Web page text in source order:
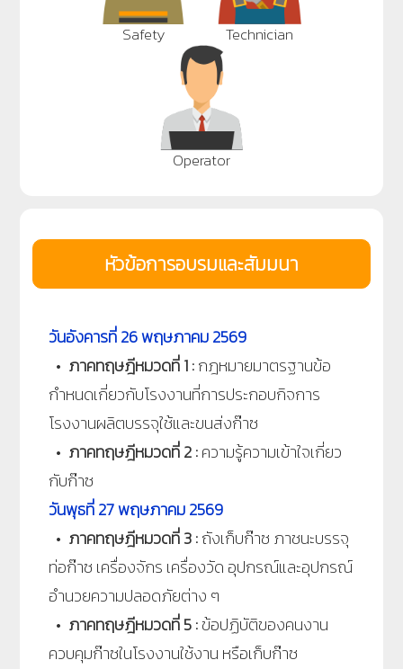
Safety Technician
Operator
หัวข้อการอบรมและสัมมนา
วันอังคารที่ 26 พฤษภาคม 2569
• ภาคทฤษฎีหมวดที่ 1 :กฎหมายมาตรฐานข้อ
กำหนดเกี่ยวกับโรงงานที่การประกอบกิจการ
โรงงานผลิตบรรจุใช้และขนส่งก๊าซ
• ภาคทฤษฎีหมวดที่ 2 :ความรู้ความเข้าใจเกี่ยว
กับก๊าซ
วันพุธที่27พฤษภาคม 2569
• ภาคทฤษฎีหมวดที่ 3 :ถังเก็บก๊าซ ภาชนะบรรจุ
ท่อก๊าซ เครื่องจักร เครื่องวัด อุปกรณ์และอุปกรณ์
อำนวยความปลอดภัยต่าง ๆ
• ภาคทฤษฎีหมวดที่ 5 :ข้อปฏิบัติของคนงาน
ควบคุมก๊าซในโรงงานใช้งาน หรือเก็บก๊าซ